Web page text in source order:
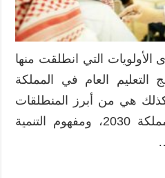
وتقنية
المعلومات،
رؤية
مقترحة
مغلقة
الأولويات التي انطلقت منها
التعليم العام في المملكة
هي من أبرز المنطلقات
التي بنيت عليها رؤية المملكة 2030، ومفهوم التنمية